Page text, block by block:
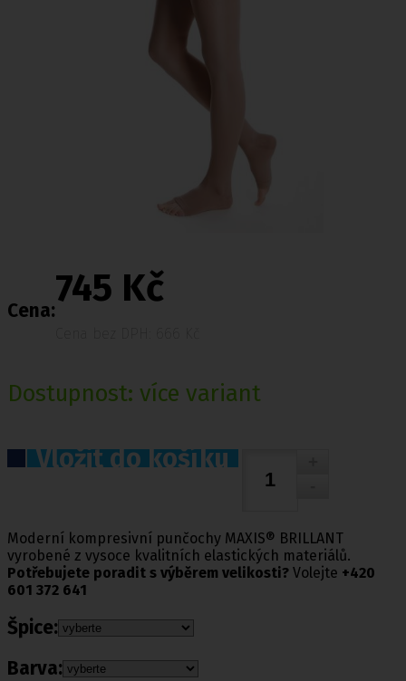
Cena:
745 Kč
Dostupnost: více variant
Vložit do košíku
Moderní kompresivní punčochy MAXIS® BRILLANT
vyrobené z vysoce kvalitních elastických materiálů.
Potřebujete poradit s výběrem velikosti? Volejte +420
601 372 641
Špice:
Barva: